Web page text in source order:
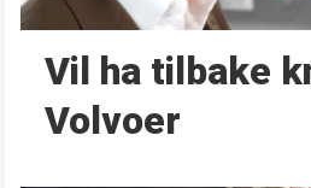
Vil ha tilbake
Volvoer